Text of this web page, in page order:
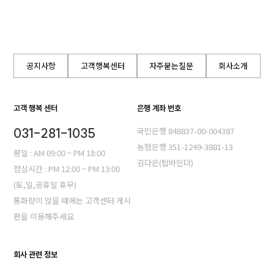
공지사항 고객행복센터 자주묻는질문 회사소개
고객 행복 센터
031-281-1035
평일 : AM 09:00 ~ PM 18:00
점심시간 : PM 12:00 ~ PM 13:00
(토,일,공휴일 휴무)
통화량이 많을 때에는 고객센터 게시
판을 이용해주세요
은행 계좌 번호
국민은행 848837-00-004387
농혐은행 351-1249-3881-13
김다은(탑바인더)
회사 관련 정보